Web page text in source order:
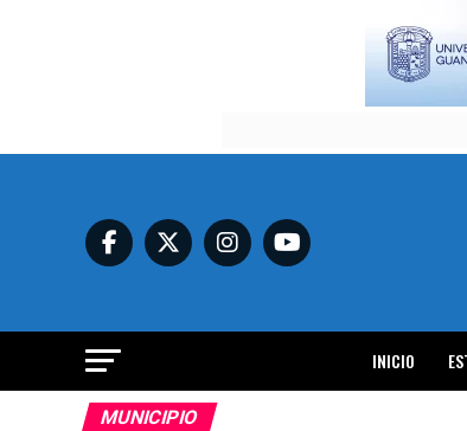
INICIO
MUNICIPIO